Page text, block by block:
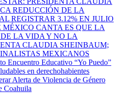
REDUCCIÓN DE LA
REGISTRAR 3.12% EN JULIO
MÉXICO CANTA ES QUE LA
LA VIDA Y NO LA
CLAUDIA SHEINBAUM;
MEXICANOS
Encuentro Educativo “Yo Puedo”
en derechohabientes
Alerta de Violencia de Género
Coahuila